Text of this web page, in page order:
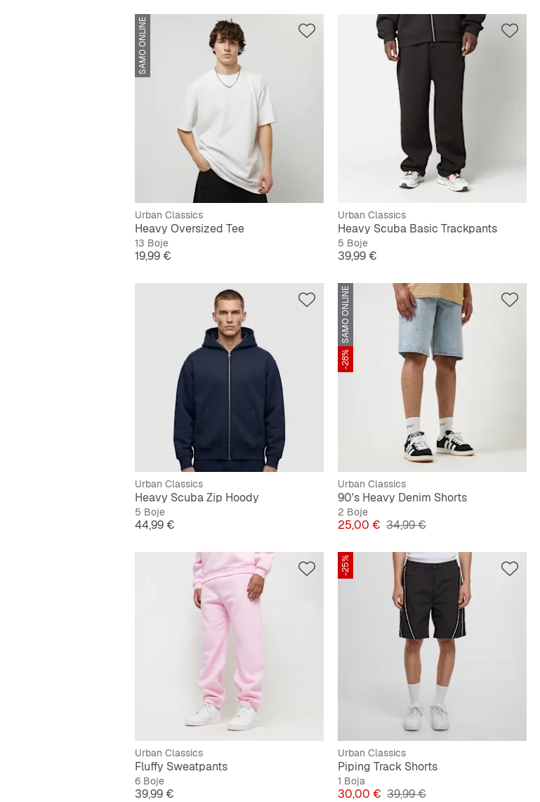
SAMO ONLINE
Urban Classics
Heavy Oversized Tee
13 Boje
Cijena
19,99 €
Urban Classics
Heavy Scuba Basic Trackpants
5 Boje
Cijena
39,99 €
Urban Classics
Heavy Scuba Zip Hoody
5 Boje
Cijena
44,99 €
SAMO ONLINE
-28%
Urban Classics
90's Heavy Denim Shorts
2 Boje
Cijena
25,00 € Originalna cijena
34,99 €
Urban Classics
Fluffy Sweatpants
6 Boje
Cijena
39,99 €
-25%
Urban Classics
Piping Track Shorts
1 Boja
Cijena
30,00 € Originalna cijena
39,99 €